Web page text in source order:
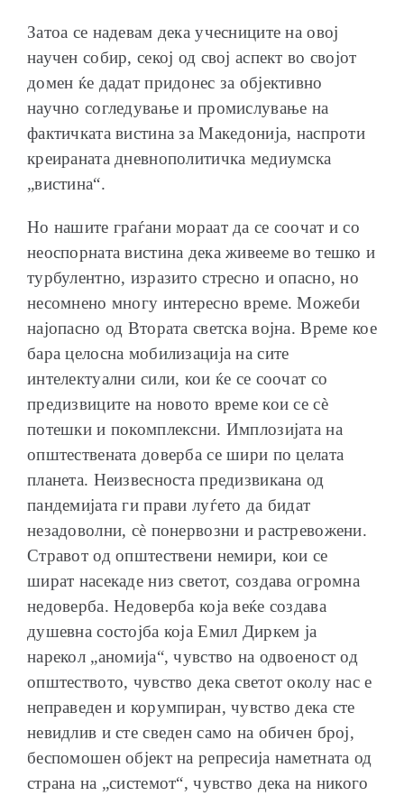
Затоа се надевам дека учесниците на овој
научен собир, секој од свој аспект во својот
домен ќе дадат придонес за објективно
научно согледување и промислување на
фактичката вистина за Македонија, наспроти
креираната дневнополитичка медиумска
„вистина“.
Но нашите граѓани мораат да се соочат и со
неоспорната вистина дека живееме во тешко и
турбулентно, изразито стресно и опаснo, но
несомнено многу интересно време. Можеби
најопасно од Втората светска војна. Време кое
бара целосна мобилизација на сите
интелектуални сили, кои ќе се соочат со
предизвиците на новото време кои се сè
потешки и покомплексни. Имплозијата на
општествената доверба се шири по целата
планета. Неизвесноста предизвикана од
пандемијата ги прави луѓето да бидат
незадоволни, сè понервозни и растревожени.
Стравот од општествени немири, кои се
шират насекаде низ светот, создава огромна
недоверба. Недоверба која веќе создава
душевна состојба која Емил Диркем ја
нарекол „аномија“, чувство на одвоеност од
општеството, чувство дека светот околу нас е
неправеден и корумпиран, чувство дека сте
невидлив и сте сведен само на обичен број,
беспомошен објект на репресија наметната од
страна на „системот“, чувство дека на никого